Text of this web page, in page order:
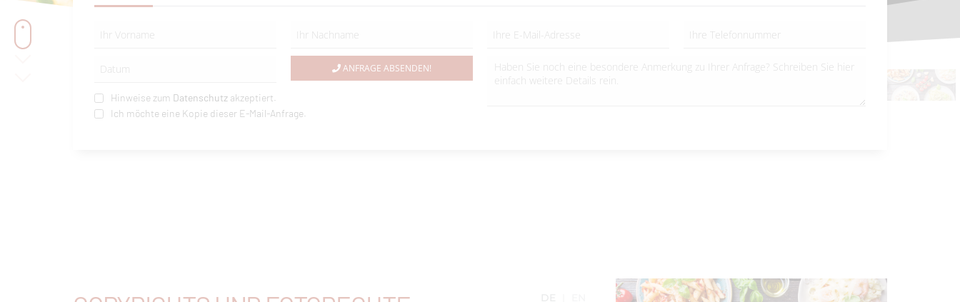
ANFRAGE ABSENDEN!
Hinweise zum Datenschutz akzeptiert.
Ich möchte eine Kopie dieser E-Mail-Anfrage.